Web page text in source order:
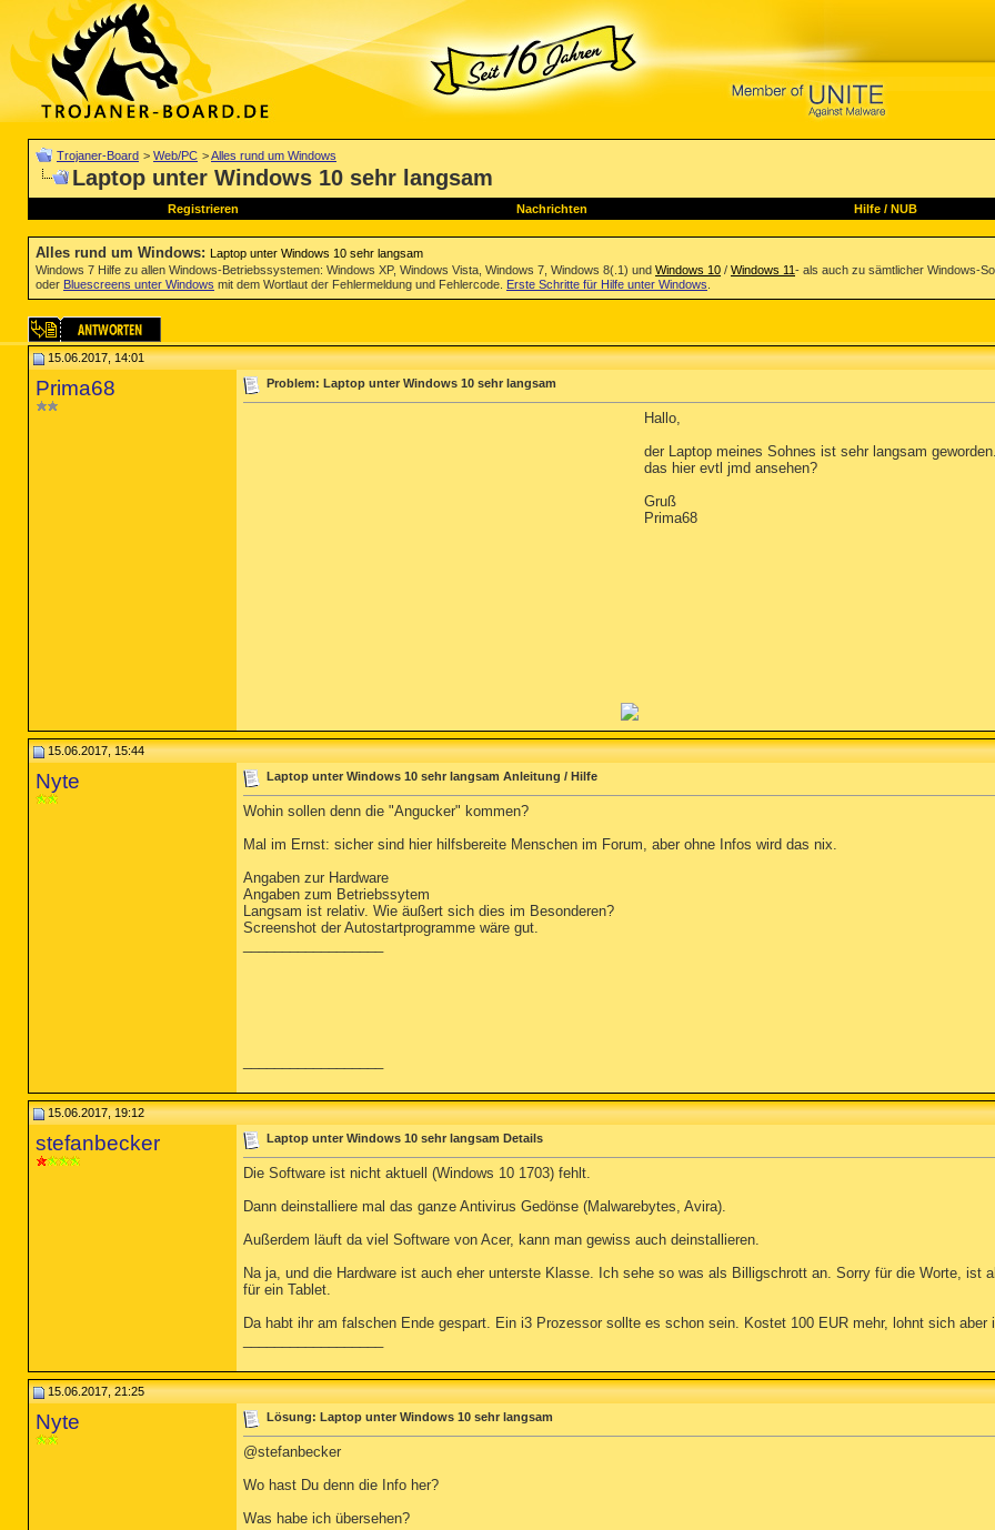
Trojaner-Board > Web/PC >Alles rund um Windows
Laptop unter Windows 10 sehr langsam
Registrieren Nachrichten Hilfe/ NUB
Alles rund um Windows: Laptop unter Windows 10 sehr langsam
Windows 7 Hilfe zu allen Windows-Betriebssystemen: Windows XP, Windows Vista, Windows 7, Windows 8(.1) und Windows 10 / Windows 11- als auch zu sämtlicher Windows-
oder Bluescreens unter Windows mit dem Wortlaut der Fehlermeldung und Fehlercode. Erste Schritte für Hilfe unter Windows
15.06.2017, 14:01
Prima68 Problem: Laptop unter Windows 10 sehr langsam
Hallo,
der Laptop meines Sohnes ist sehr langsam
das hier evtl jmd ansehen?
Gruß
Prima68
15.06.2017, 15:44
Nyte Laptop unter Windows 10 sehr langsam Anleitung / Hilfe
Wohin sollen denn die "Angucker" kommen?
Mal im Ernst: sicher sind hier hilfsbereite Menschen im Forum, aber ohne Infos wird das nix.
Angaben zur Hardware
Angaben zum Betriebssytem
Langsam ist relativ. Wie äußert sich dies im Besonderen?
Screenshot der Autostartprogramme wäre gut.
15.06.2017, 19:12
stefanbecker Laptop unter Windows 10 sehr langsam Details
Die Software ist nicht aktuell (Windows 10 1703) fehlt.
Dann deinstalliere mal das ganze Antivirus Gedönse (Malwarebytes, Avira).
Außerdem läuft da viel Software von Acer, kann man gewiss auch deinstallieren.
Na ja, und die Hardware ist auch eher unterste Klasse. Ich sehe so was als Billigschrott an. Sorry für die Worte,
für ein Tablet.
Da habt ihr am falschen Ende gespart. Ein i3 Prozessor sollte es schon sein. Kostet 100 EUR mehr, lohnt sich aber
15.06.2017, 21:25
Nyte Lösung: Laptop unter Windows 10 sehr langsam
@stefanbecker
Wo hast Du denn die Info her?
Was habe ich übersehen?